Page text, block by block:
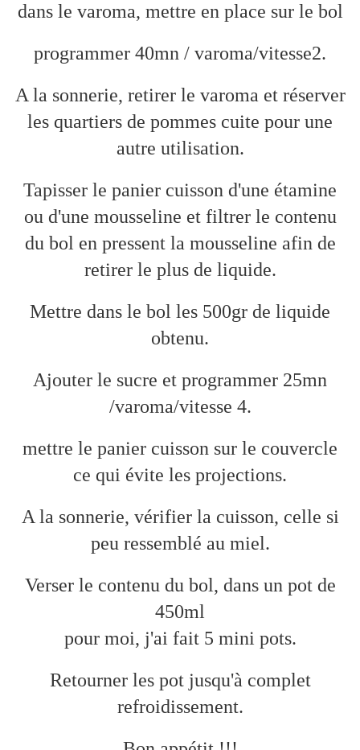
dans le varoma, mettre en place sur le bol
programmer 40mn / varoma/vitesse2.
A la sonnerie, retirer le varoma et réserver
les quartiers de pommes cuite pour une
autre utilisation.
Tapisser le panier cuisson d'une étamine
ou d'une mousseline et filtrer le contenu
du bol en pressent la mousseline afin de
retirer le plus de liquide.
Mettre dans le bol les 500gr de liquide
obtenu.
Ajouter le sucre et programmer 25mn
/varoma/vitesse 4.
mettre le panier cuisson sur le couvercle
ce qui évite les projections.
A la sonnerie, vérifier la cuisson, celle si
peu ressemblé au miel.
Verser le contenu du bol, dans un pot de
450ml
pour moi, j'ai fait 5 mini pots.
Retourner les pot jusqu'à complet
refroidissement.